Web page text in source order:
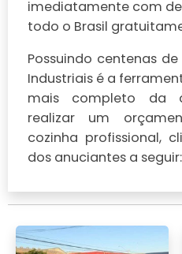
imediatamente com
todo o Brasil
Possuindo centenas
Industriais é a
mais completo da
realizar um
cozinha profissional,
dos anuciantes a seguir: